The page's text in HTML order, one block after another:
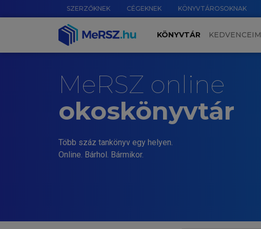
SZERZŐKNEK CÉGEKNEK KÖNYVTÁROSOKNAK
KÖNYVTÁR KEDVENCEIM
MeRSZ online
okoskönyvtár
Több száz tankönyv egy helyen.
Online. Bárhol. Bármikor.